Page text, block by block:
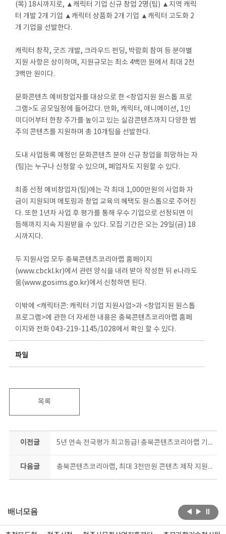
(목) 18시까지로, ▲캐릭터 기업 신규 창업 2명(팀) ▲지역 캐릭
터 개발 2개 기업 ▲캐릭터 상품화 2개 기업 ▲캐릭터 고도화 2
개 기업을 선발한다.
캐릭터 창작, 굿즈 개발, 크라우드 펀딩, 박람회 참여 등 분야별
지원 사항은 상이하며, 지원규모는 최소 4백만 원에서 최대 2천
3백만 원이다.
문화콘텐츠 예비창업자를 대상으로 한 <창업지원 원스톱 프로
그램>도 공모일정에 들어갔다. 만화, 캐릭터, 애니메이션, 1인
미디어부터 한창 주가를 높이고 있는 실감콘텐츠까지 다양한 범
주의 콘텐츠를 지원하며 총 10개팀을 선발한다.
도내 사업등록 예정인 문화콘텐츠 분야 신규 창업을 희망하는 자
(팀)는 누구나 신청할 수 있으며, 폐업자도 지원할 수 있다.
최종 선정 예비창업자(팀)에는 각 최대 1,000만원의 사업화 자
금이 지원되며 메토링과 창업 교육의 혜택도 원스톱으로 주어진
다. 또한 1년차 사업 후 평가를 통해 우수 기업으로 선정되면 이
듬해까지 지속 지원받을 수 있다. 모집 기간은 오는 29일(금) 18
시까지다.
두 지원사업 모두 충북콘텐츠코리아랩 홈페이지
(www.cbckl.kr)에서 관련 양식을 내려 받아 작성한 뒤 e나라도
움(www.gosims.go.kr)에서 신청하면 된다.
이밖에 <캐릭터콘: 캐릭터 기업 지원사업>과 <창업지원 원스톱
프로그램>에 관한 더 자세한 내용은 충북콘텐츠코리아랩 홈페
이지와 전화 043-219-1145/1028에서 확인 할 수 있다.
파일
목록
이전글 5년 연속 전국평가 최고등급! 충북콘텐츠코리아랩 기분 좋은 2024년 신호탄
다음글 충북콘텐츠코리아랩, 최대 3천만원 콘텐츠 제작 지원사업 공모
배너모음